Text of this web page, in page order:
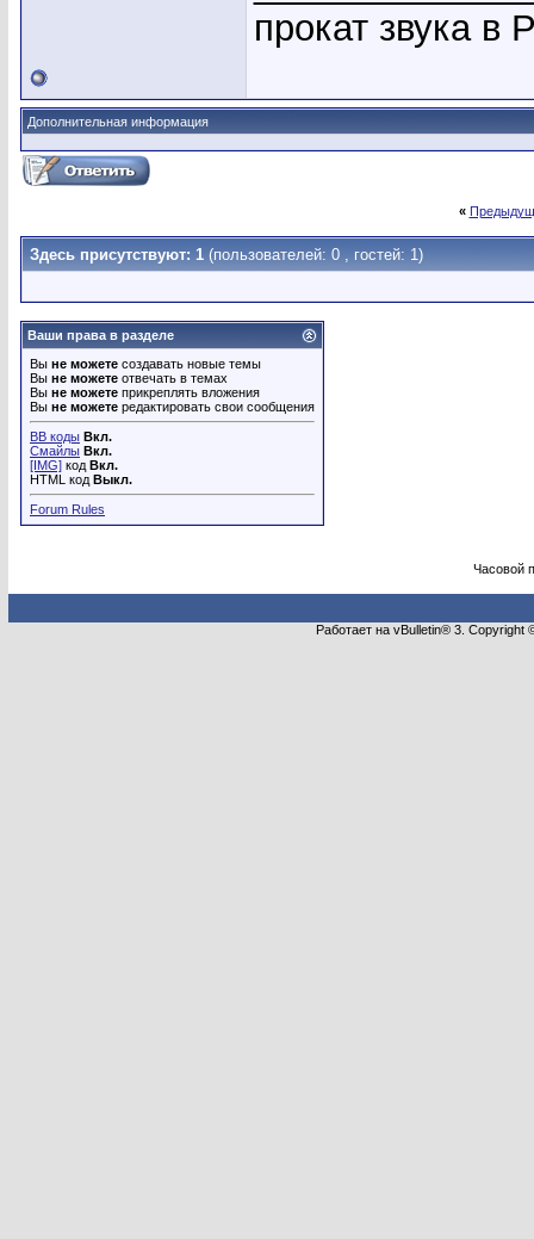
прокат звука в
Дополнительная информация
«
Здесь присутствуют: 1 (пользователей: 0 , гостей: 1)
Ваши права в разделе
Вы не можете создавать новые темы
Вы не можете отвечать в темах
Вы не можете прикреплять вложения
Вы не можете редактировать свои сообщения
BB коды Вкл.
Смайлы Вкл.
[IMG] код Вкл.
HTML код Выкл.
Forum Rules
Часовой
Работает на vBulletin® 3.